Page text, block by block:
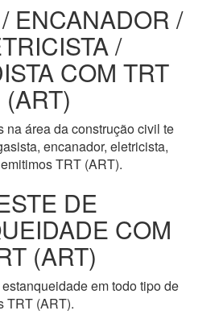
ENCANADOR /
/
COM TRT
(ART)
na área da construção civil te
encanador, eletricista,
TRT (ART).
DE
COM
(ART)
em todo tipo de
TRT (ART).